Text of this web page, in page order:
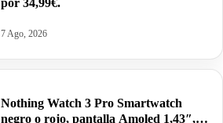
por 34,99€.
7 Ago, 2026
Nothing Watch 3 Pro Smartwatch
negro o rojo, pantalla Amoled 1,43″,